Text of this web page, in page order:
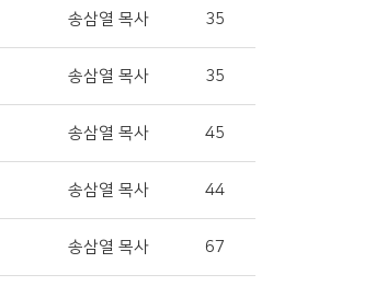
송삼열 목사 35
송삼열 목사 35
송삼열 목사 45
송삼열 목사 44
송삼열 목사 67